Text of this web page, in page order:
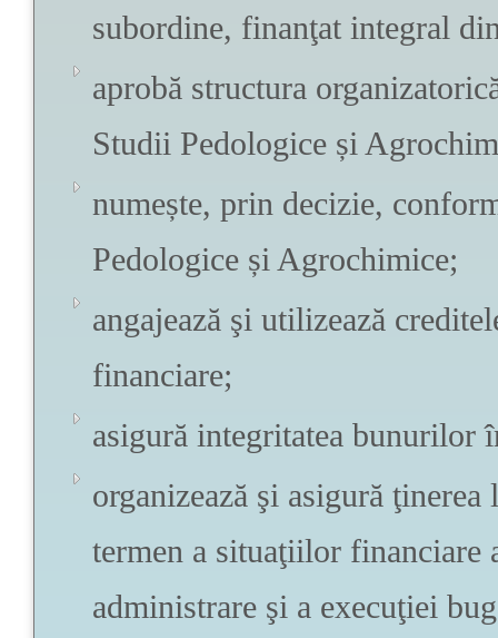
subordine, finanţat integral
aprobă structura
Studii Pedologice și
numește, prin decizie,
Pedologice și Agrochimice;
angajează şi utilizează
financiare;
asigură integritatea bunurilor
organizează şi asigură
termen a situaţiilor
administrare şi a execuţiei